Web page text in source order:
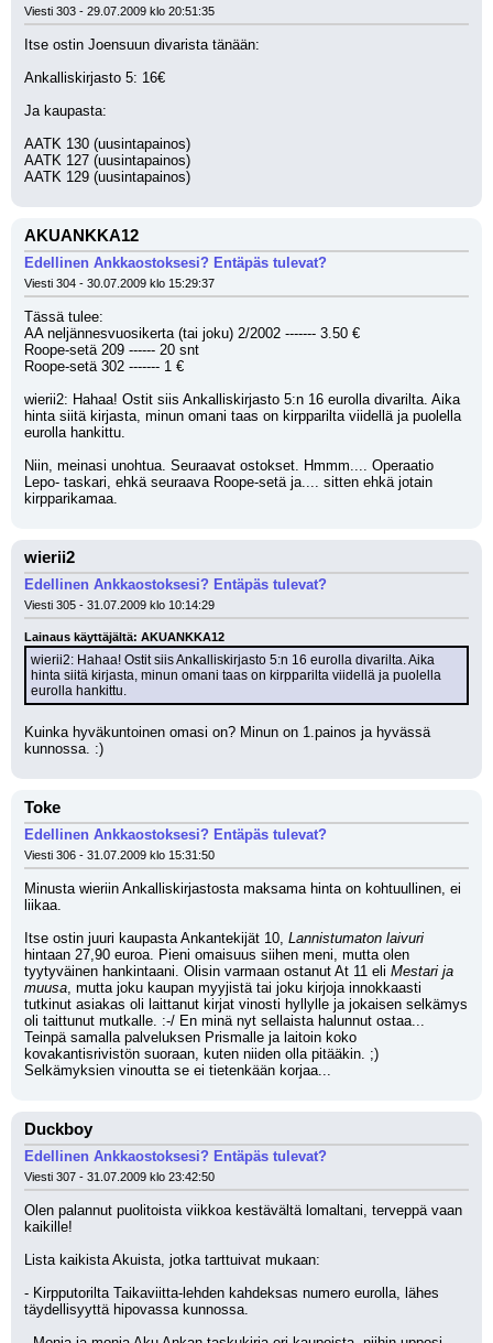
Viesti 303 - 29.07.2009 klo 20:51:35
Itse ostin Joensuun divarista tänään:
Ankalliskirjasto 5: 16€
Ja kaupasta:
AATK 130 (uusintapainos)
AATK 127 (uusintapainos)
AATK 129 (uusintapainos)
AKUANKKA12
Edellinen Ankkaostoksesi? Entäpäs tulevat?
Viesti 304 - 30.07.2009 klo 15:29:37
Tässä tulee:
AA neljännesvuosikerta (tai joku) 2/2002 ------- 3.50 €
Roope-setä 209 ------ 20 snt
Roope-setä 302 ------- 1 €
wierii2: Hahaa! Ostit siis Ankalliskirjasto 5:n 16 eurolla divarilta. Aika
hinta siitä kirjasta, minun omani taas on kirpparilta viidellä ja puolella
eurolla hankittu.
Niin, meinasi unohtua. Seuraavat ostokset. Hmmm.... Operaatio
Lepo- taskari, ehkä seuraava Roope-setä ja.... sitten ehkä jotain
kirpparikamaa.
wierii2
Edellinen Ankkaostoksesi? Entäpäs tulevat?
Viesti 305 - 31.07.2009 klo 10:14:29
Lainaus käyttäjältä: AKUANKKA12
wierii2: Hahaa! Ostit siis Ankalliskirjasto 5:n 16 eurolla divarilta. Aika
hinta siitä kirjasta, minun omani taas on kirpparilta viidellä ja puolella
eurolla hankittu.
Kuinka hyväkuntoinen omasi on? Minun on 1.painos ja hyvässä
kunnossa. :)
Toke
Edellinen Ankkaostoksesi? Entäpäs tulevat?
Viesti 306 - 31.07.2009 klo 15:31:50
Minusta wieriin Ankalliskirjastosta maksama hinta on kohtuullinen, ei
liikaa.
Itse ostin juuri kaupasta Ankantekijät 10,
hintaan 27,90 euroa. Pieni omaisuus siihen meni, mutta olen
tyytyväinen hankintaani. Olisin varmaan ostanut At 11 eli Mestari ja
muusa, mutta joku kaupan myyjistä tai joku kirjoja innokkaasti
tutkinut asiakas oli laittanut kirjat vinosti hyllylle ja jokaisen selkämys
oli taittunut mutkalle. :-/ En minä nyt sellaista halunnut ostaa...
Teinpä samalla palveluksen Prismalle ja laitoin koko
kovakantisrivistön suoraan, kuten niiden olla pitääkin. ;)
Selkämyksien vinoutta se ei tietenkään korjaa...
Duckboy
Edellinen Ankkaostoksesi? Entäpäs tulevat?
Viesti 307 - 31.07.2009 klo 23:42:50
Olen palannut puolitoista viikkoa kestävältä lomaltani, terveppä vaan
kaikille!
Lista kaikista Akuista, jotka tarttuivat mukaan:
- Kirpputorilta Taikaviitta-lehden kahdeksas numero eurolla, lähes
täydellisyyttä hipovassa kunnossa.